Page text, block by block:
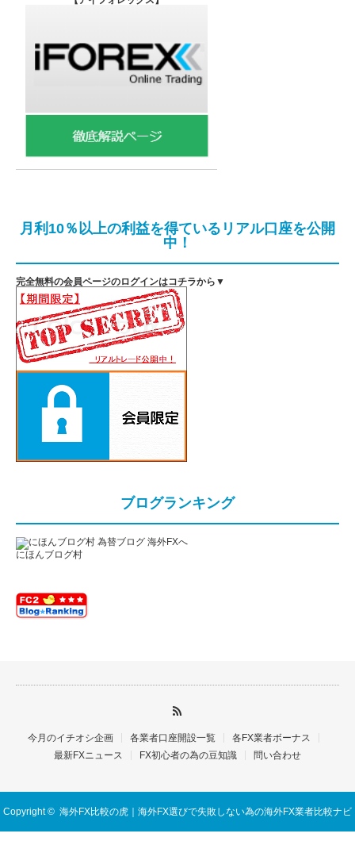
月利10％以上の利益を得ているリアル口座を公開
中！
完全無料の会員ページのログインはコチラから▼
ブログランキング
にほんブログ村
今月のイチオシ企画 各業者口座開設一覧
各FX業者ボーナス
最新FXニュース
FX初心者の為の豆知識 問い合わせ
Copyright © 海外FX比較の虎｜海外FX選びで失敗しない為の海外FX業者比較ナビ